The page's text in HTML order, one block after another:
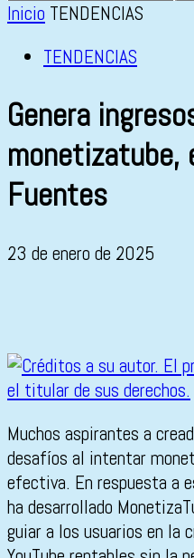
Inicio TENDENCIAS
TENDENCIAS
Genera
monetizatube,
Fuentes
23 de enero de 2025
Muchos aspirantes a
desafíos al intentar
efectiva. En respuesta a
ha desarrollado
guiar a los usuarios en la